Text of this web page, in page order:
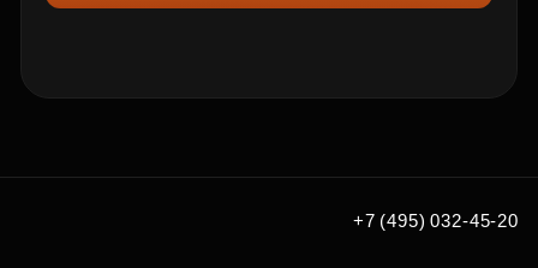
+7 (495) 032-45-20